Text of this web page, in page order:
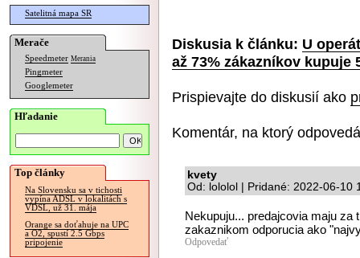
Satelitná mapa SR
Merače
Speedmeter Merania
Pingmeter
Googlemeter
Hľadanie
Top články
Na Slovensku sa v tichosti
vypína ADSL v lokalitách s
VDSL, už 31. mája
Orange sa doťahuje na UPC
a O2, spustí 2.5 Gbps
pripojenie
Diskusia k článku: U
až 73% zákazníkov kupuje
Prispievajte do diskusií ako
Komentár, na ktorý
kvety
Od: lololol | Pridané: 2022-06-10
Nekupuju... predajcovia maju za
zakaznikom odporucia ako
Odpovedať